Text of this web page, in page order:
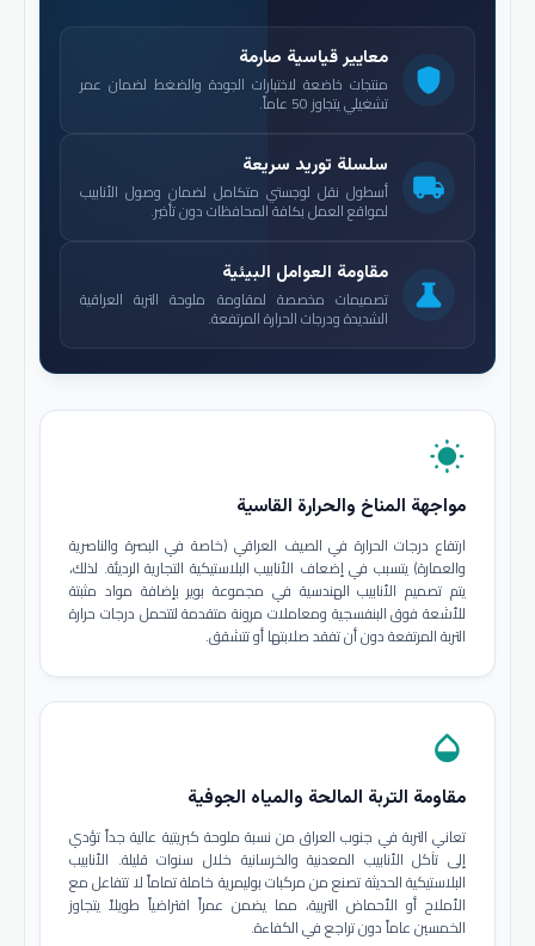
shield
معايير قياسية صارمة
منتجات خاضعة لاختبارات الجودة والضغط لضمان عمر
تشغيلي يتجاوز 50 عاماً.
local_shipping
سلسلة توريد سريعة
أسطول نقل لوجستي متكامل لضمان وصول الأنابيب
لمواقع العمل بكافة المحافظات دون تأخير.
science
مقاومة العوامل البيئية
تصميمات مخصصة لمقاومة ملوحة التربة العراقية
الشديدة ودرجات الحرارة المرتفعة.
wb_sunny
مواجهة المناخ والحرارة القاسية
ارتفاع درجات الحرارة في الصيف العراقي (خاصة في البصرة والناصرية
والعمارة) يتسبب في إضعاف الأنابيب البلاستيكية التجارية الرديئة. لذلك،
يتم تصميم الأنابيب الهندسية في مجموعة بوير بإضافة مواد مثبتة
للأشعة فوق البنفسجية ومعاملات مرونة متقدمة لتتحمل درجات حرارة
التربة المرتفعة دون أن تفقد صلابتها أو تتشقق.
opacity
مقاومة التربة المالحة والمياه الجوفية
تعاني التربة في جنوب العراق من نسبة ملوحة كبريتية عالية جداً تؤدي
إلى تآكل الأنابيب المعدنية والخرسانية خلال سنوات قليلة. الأنابيب
البلاستيكية الحديثة تصنع من مركبات بوليمرية خاملة تماماً لا تتفاعل مع
الأملاح أو الأحماض التربية، مما يضمن عمراً افتراضياً طويلاً يتجاوز
الخمسين عاماً دون تراجع في الكفاءة.